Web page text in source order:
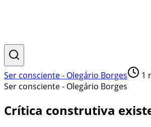
Ser consciente - Olegário Borges 1
Ser consciente - Olegário Borges
Crítica construtiva